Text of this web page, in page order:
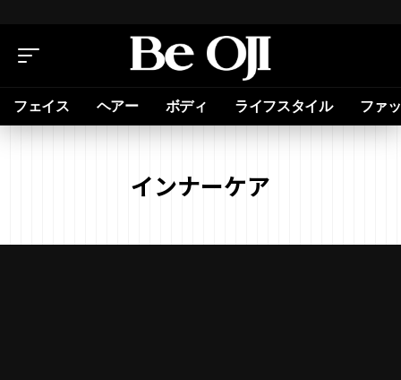
フェイス ヘアー ボディ ライフスタイル ファ
インナーケア